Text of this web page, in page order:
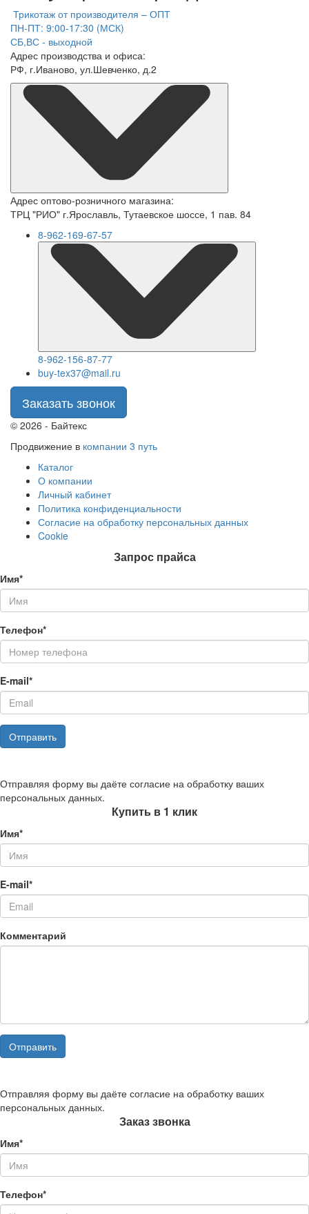
Трикотаж от производителя – ОПТ
ПН-ПТ: 9:00-17:30 (МСК)
СБ,ВС - выходной
Адрес производства и офиса:
РФ, г.Иваново, ул.Шевченко, д.2
Адрес оптово-розничного магазина:
ТРЦ "РИО" г.Ярославль, Тутаевское шоссе, 1 пав. 84
8-962-169-67-57
8-962-156-87-77
buy-tex37@mail.ru
Заказать звонок
© 2026 - Байтекс
Продвижение в компании 3 путь
Каталог
О компании
Личный кабинет
Политика конфиденциальности
Согласие на обработку персональных данных
Cookie
Запрос прайса
Имя*
Телефон*
E-mail*
Отправить
Отправляя форму вы даёте согласие на обработку ваших
персональных данных.
Купить в 1 клик
Имя*
E-mail*
Комментарий
Отправить
Отправляя форму вы даёте согласие на обработку ваших
персональных данных.
Заказ звонка
Имя*
Телефон*